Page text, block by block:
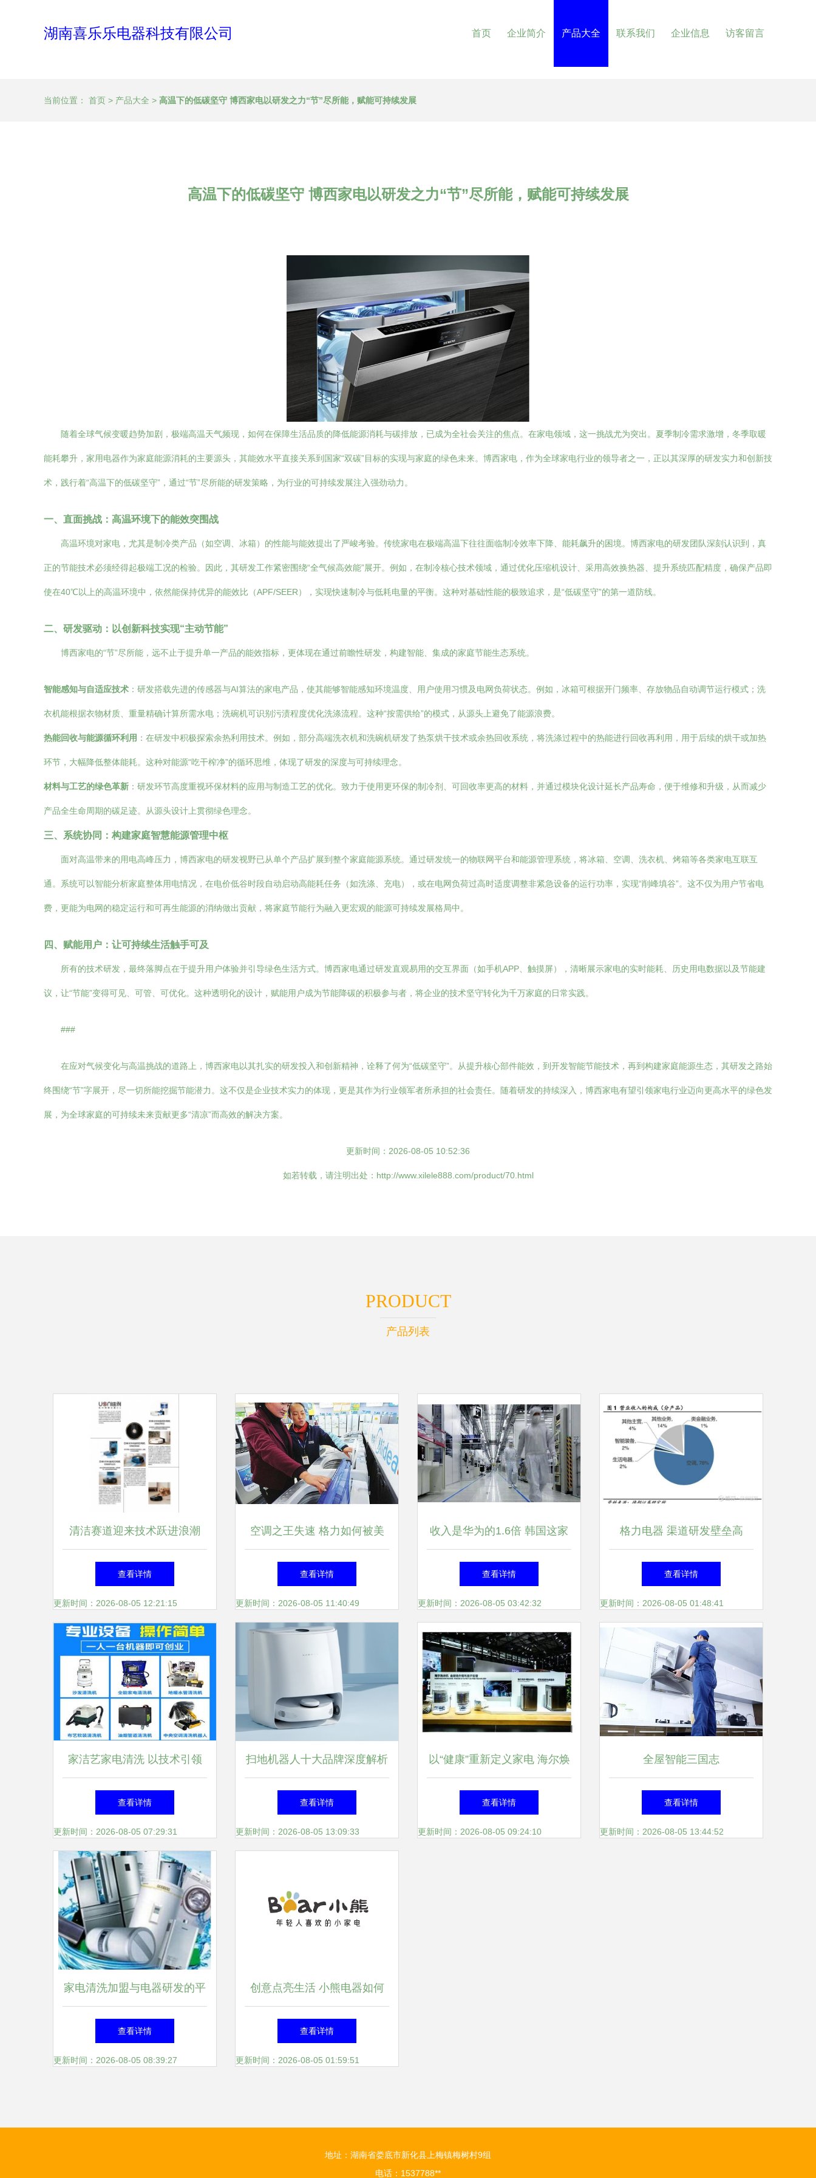
湖南喜乐乐电器科技有限公司 首页 企业简介 产品大全 联系我们 企业信息 访客留言
当前位置： 首页 > 产品大全 > 高温下的低碳坚守 博西家电以研发之力“节”尽所能，赋能可持续发展
高温下的低碳坚守 博西家电以研发之力“节”尽所能，赋能可持续发展
随着全球气候变暖趋势加剧，极端高温天气频现，如何在保障生活品质的降低能源消耗与碳排放，已成为全社会关注的焦点。在家电领域，这一挑战尤为突出。夏季制冷需求激增，冬季取暖
能耗攀升，家用电器作为家庭能源消耗的主要源头，其能效水平直接关系到国家“双碳”目标的实现与家庭的绿色未来。博西家电，作为全球家电行业的领导者之一，正以其深厚的研发实力和创新技
术，践行着“高温下的低碳坚守”，通过“节”尽所能的研发策略，为行业的可持续发展注入强劲动力。
一、直面挑战：高温环境下的能效突围战
高温环境对家电，尤其是制冷类产品（如空调、冰箱）的性能与能效提出了严峻考验。传统家电在极端高温下往往面临制冷效率下降、能耗飙升的困境。博西家电的研发团队深刻认识到，真
正的节能技术必须经得起极端工况的检验。因此，其研发工作紧密围绕“全气候高效能”展开。例如，在制冷核心技术领域，通过优化压缩机设计、采用高效换热器、提升系统匹配精度，确保产品即
使在40℃以上的高温环境中，依然能保持优异的能效比（APF/SEER），实现快速制冷与低耗电量的平衡。这种对基础性能的极致追求，是“低碳坚守”的第一道防线。
二、研发驱动：以创新科技实现“主动节能”
博西家电的“节”尽所能，远不止于提升单一产品的能效指标，更体现在通过前瞻性研发，构建智能、集成的家庭节能生态系统。
智能感知与自适应技术 ：研发搭载先进的传感器与AI算法的家电产品，使其能够智能感知环境温度、用户使用习惯及电网负荷状态。例如，冰箱可根据开门频率、存放物品自动调节运行模式；洗
衣机能根据衣物材质、重量精确计算所需水电；洗碗机可识别污渍程度优化洗涤流程。这种“按需供给”的模式，从源头上避免了能源浪费。
热能回收与能源循环利用 ：在研发中积极探索余热利用技术。例如，部分高端洗衣机和洗碗机研发了热泵烘干技术或余热回收系统，将洗涤过程中的热能进行回收再利用，用于后续的烘干或加热
环节，大幅降低整体能耗。这种对能源“吃干榨净”的循环思维，体现了研发的深度与可持续理念。
材料与工艺的绿色革新 ：研发环节高度重视环保材料的应用与制造工艺的优化。致力于使用更环保的制冷剂、可回收率更高的材料，并通过模块化设计延长产品寿命，便于维修和升级，从而减少
产品全生命周期的碳足迹。从源头设计上贯彻绿色理念。
三、系统协同：构建家庭智慧能源管理中枢
面对高温带来的用电高峰压力，博西家电的研发视野已从单个产品扩展到整个家庭能源系统。通过研发统一的物联网平台和能源管理系统，将冰箱、空调、洗衣机、烤箱等各类家电互联互
通。系统可以智能分析家庭整体用电情况，在电价低谷时段自动启动高能耗任务（如洗涤、充电），或在电网负荷过高时适度调整非紧急设备的运行功率，实现“削峰填谷”。这不仅为用户节省电
费，更能为电网的稳定运行和可再生能源的消纳做出贡献，将家庭节能行为融入更宏观的能源可持续发展格局中。
四、赋能用户：让可持续生活触手可及
所有的技术研发，最终落脚点在于提升用户体验并引导绿色生活方式。博西家电通过研发直观易用的交互界面（如手机APP、触摸屏），清晰展示家电的实时能耗、历史用电数据以及节能建
议，让“节能”变得可见、可管、可优化。这种透明化的设计，赋能用户成为节能降碳的积极参与者，将企业的技术坚守转化为千万家庭的日常实践。
###
在应对气候变化与高温挑战的道路上，博西家电以其扎实的研发投入和创新精神，诠释了何为“低碳坚守”。从提升核心部件能效，到开发智能节能技术，再到构建家庭能源生态，其研发之路始
终围绕“节”字展开，尽一切所能挖掘节能潜力。这不仅是企业技术实力的体现，更是其作为行业领军者所承担的社会责任。随着研发的持续深入，博西家电有望引领家电行业迈向更高水平的绿色发
展，为全球家庭的可持续未来贡献更多“清凉”而高效的解决方案。
更新时间：2026-08-05 10:52:36
如若转载，请注明出处：http://www.xilele888.com/product/70.html
PRODUCT
产品列表
清洁赛道迎来技术跃进浪潮
日本Uoni由利如何风靡海内外
智能家电市场
查看详情
更新时间：2026-08-05 12:21:15
空调之王失速 格力如何被美
的逆袭，中国家电第一易主的
深层逻辑
查看详情
更新时间：2026-08-05 11:40:49
收入是华为的1.6倍 韩国这家
企业三家公司跻身世界500
强，致力家用电器创新
查看详情
更新时间：2026-08-05 03:42:32
格力电器 渠道研发壁垒高
筑，超级现金牛演绎家电巨头
本色
查看详情
更新时间：2026-08-05 01:48:41
家洁艺家电清洗 以技术引领
生活服务新格局，深耕家用电
器研发
查看详情
更新时间：2026-08-05 07:29:31
扫地机器人十大品牌深度解析
谁更胜一筹？——基于家用电
器研发视角的专业选型指南
查看详情
更新时间：2026-08-05 13:09:33
以“健康”重新定义家电 海尔焕
新健康节即将启动
查看详情
更新时间：2026-08-05 09:24:10
全屋智能三国志
查看详情
更新时间：2026-08-05 13:44:52
家电清洗加盟与电器研发的平
衡点 绿之源的机遇与潜在疑
问
查看详情
更新时间：2026-08-05 08:39:27
创意点亮生活 小熊电器如何
以创新研发与设计驱动小家电
市场
查看详情
更新时间：2026-08-05 01:59:51
地址：湖南省娄底市新化县上梅镇梅树村9组
电话：1537788**